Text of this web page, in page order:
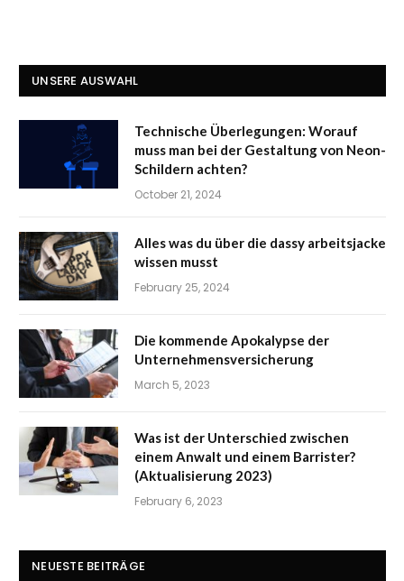
UNSERE AUSWAHL
Technische Überlegungen: Worauf
muss man bei der Gestaltung von Neon-
Schildern achten?
October 21, 2024
Alles was du über die dassy arbeitsjacke
wissen musst
February 25, 2024
Die kommende Apokalypse der
Unternehmensversicherung
March 5, 2023
Was ist der Unterschied zwischen
einem Anwalt und einem Barrister?
(Aktualisierung 2023)
February 6, 2023
NEUESTE BEITRÄGE